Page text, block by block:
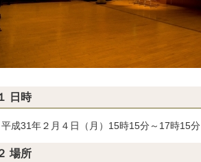
日時
31年２月４日（月）15時15分～17時15分
場所